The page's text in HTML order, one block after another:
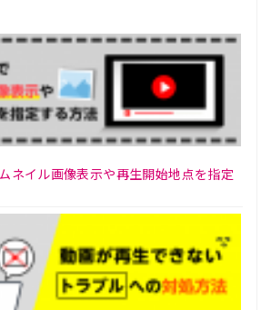
ネイル画像表示や再生開始地点を指定